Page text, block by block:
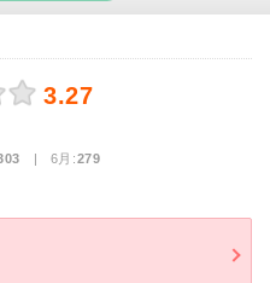
3.27
| 6月:279